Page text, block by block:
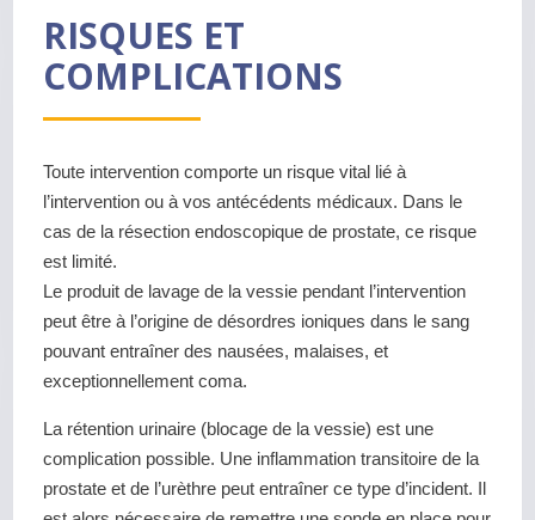
RISQUES ET
COMPLICATIONS
Toute intervention comporte un risque vital lié à
l’intervention ou à vos antécédents médicaux. Dans le
cas de la résection endoscopique de prostate, ce risque
est limité.
Le produit de lavage de la vessie pendant l’intervention
peut être à l’origine de désordres ioniques dans le sang
pouvant entraîner des nausées, malaises, et
exceptionnellement coma.
La rétention urinaire (blocage de la vessie) est une
complication possible. Une inflammation transitoire de la
prostate et de l’urèthre peut entraîner ce type d’incident. Il